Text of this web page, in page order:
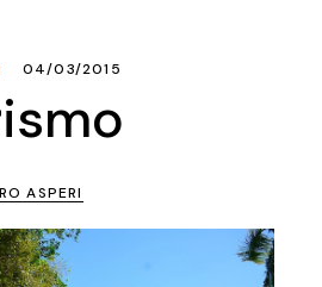
04/03/2015
ASPERI